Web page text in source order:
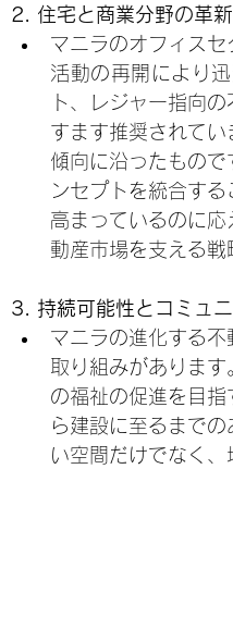
2. 住宅と商業分野の革
マニラのオフィス
活動の再開により
ト、レジャー指向
すます推奨されて
傾向に沿ったもの
ンセプトを統合す
高まっているのに
動産市場を支える戦
3. 持続可能性とコミュ
マニラの進化する
取り組みがありま
の福祉の促進を目
ら建設に至るまで
い空間だけでなく、